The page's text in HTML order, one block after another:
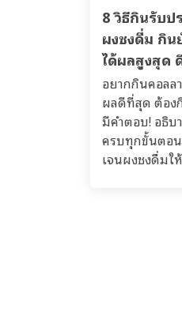
8 วิธีกินรับป
ผงชงดื่ม กิน
ได้ผลสูงสุด
อยากกินคอลล
ผลดีที่สุด ต้อง
มีคำตอบ! อธิบ
ครบทุกขั้นตอ
เจนผงชงดื่มใ